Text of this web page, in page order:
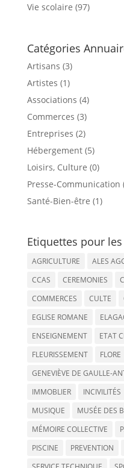
Vie scolaire (97)
Catégories
Artisans (3)
Artistes (1)
Associations (4)
Commerces (3)
Entreprises (2)
Hébergement (5)
Loisirs, Culture (0)
Presse-Communication
Santé-Bien-être (1)
Etiquettes pour
AGRICULTURE ALES
CCAS
CEREMONIES
COMMERCES
CULTE
EGLISE ROMANE
ENSEIGNEMENT
ETAT
FLEURISSEMENT
FLORE
GENEVIÈVE DE GAULLE-
IMMOBLIER
INCIVILITÉS
MUSIQUE
MUSÉE DES
MÉMOIRE COLLECTIVE
PISCINE
PREVENTION